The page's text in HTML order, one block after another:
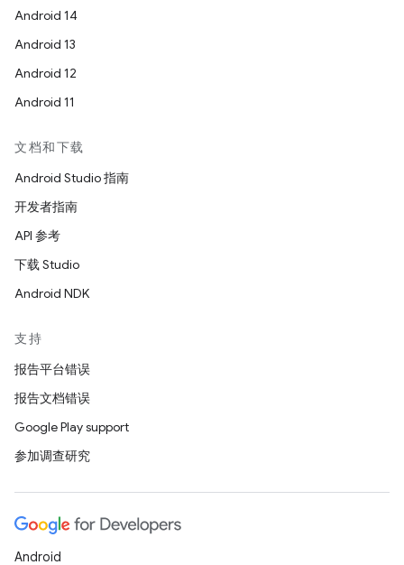
Android 14
Android 13
Android 12
Android 11
文档和下载
Android Studio 指南
开发者指南
API 参考
下载 Studio
Android NDK
支持
报告平台错误
报告文档错误
Google Play support
参加调查研究
Android